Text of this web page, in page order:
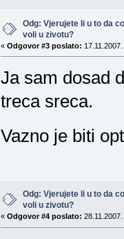
Odg: Vjerujete li u to da
voli u zivotu?
« Odgovor #3 poslato:
Ja sam dosad
treca sreca.
Vazno je biti
Odg: Vjerujete li u to da
voli u zivotu?
« Odgovor #4 poslato: